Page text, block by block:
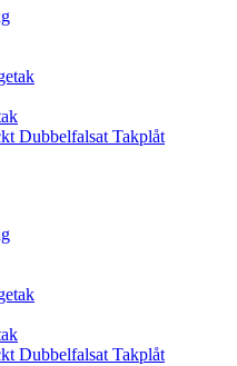
Dubbelfalsat Takplåt
Dubbelfalsat Takplåt